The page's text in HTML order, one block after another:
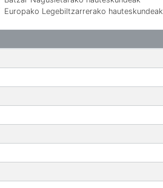
Europako Legebiltzarrerako hauteskundeak